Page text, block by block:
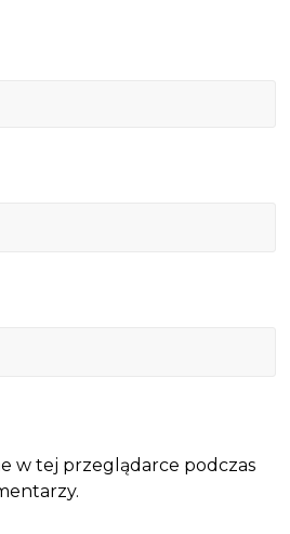
w tej przeglądarce podczas